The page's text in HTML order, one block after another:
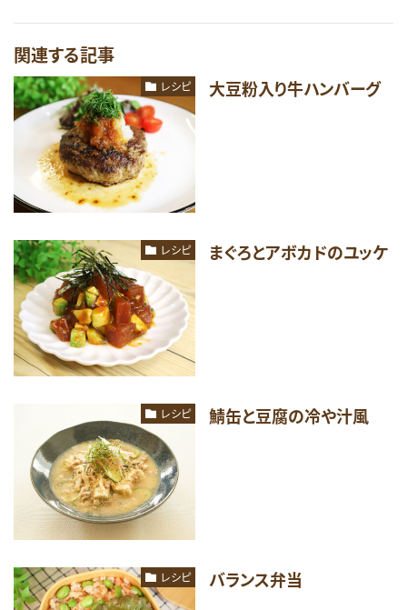
関連する記事
レシピ 大豆粉入り牛ハンバーグ
レシピ まぐろとアボカドのユッケ
レシピ 鯖缶と豆腐の冷や汁風
レシピ バランス弁当